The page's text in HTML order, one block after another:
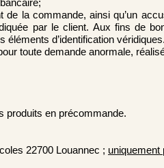
la commande, ainsi qu’un
par le client. Aux fins de
éléments d’identification véridiques.
toute demande anormale,
produits en précommande.
22700 Louannec ; uniquement